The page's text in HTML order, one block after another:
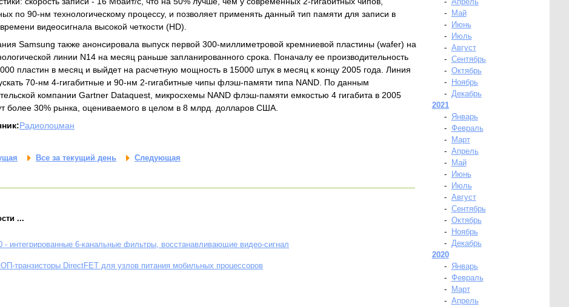
по 90-нм технологическому процессу, и позволяет применять данный тип памяти для записи в
видеосигнала высокой четкости (HD).
Samsung также анонсировала выпуск первой 300-миллиметровой кремниевой пластины (wafer) на
линии N14 на месяц раньше запланированного срока. Поначалу ее производительность
пластин в месяц и выйдет на расчетную мощность в 15000 штук в месяц к концу 2005 года. Линия
70-нм 4-гигабитные и 90-нм 2-гигабитные чипы флэш-памяти типа NAND. По данным
компании Gartner Dataquest, микросхемы NAND флэш-памяти емкостью 4 гигабита в 2005
более 30% рынка, оцениваемого в целом в 8 млрд. долларов США.
Радиолоцман
Все за текущий день Следующая
...
- интегрированные 6-канальные фильтры, восстанавливающие видео-сигнал
транзисторы DirectFET для узлов питания мобильных процессоров
-
Май
-
Июнь
-
Июль
- Август
- Сентябрь
- Октябрь
-
Ноябрь
- Декабрь
2021
-
Январь
- Февраль
-
Март
- Апрель
-
Май
-
Июнь
-
Июль
- Август
- Сентябрь
- Октябрь
-
Ноябрь
- Декабрь
2020
-
Январь
- Февраль
-
Март
- Апрель